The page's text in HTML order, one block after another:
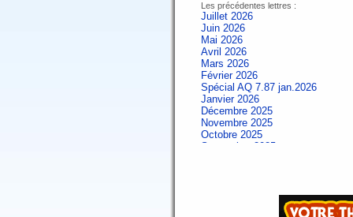
Les précédentes lettres :
Juillet 2026
Juin 2026
Mai 2026
Avril 2026
Mars 2026
Février 2026
Spécial AQ 7.87 jan.2026
Janvier 2026
Décembre 2025
Novembre 2025
Octobre 2025
Septembre 2025